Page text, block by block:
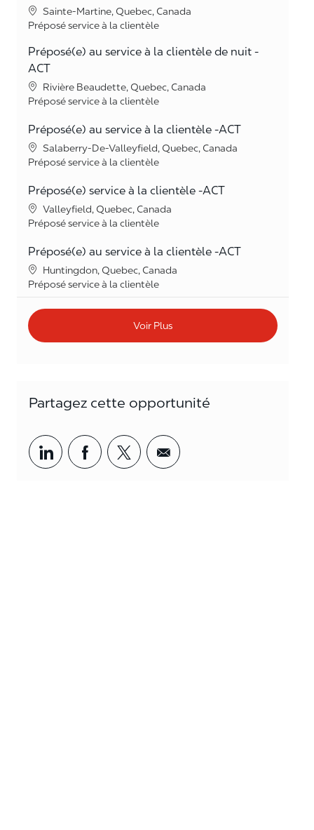
LieuSainte-Martine, Quebec, Canada
Catégorie
Préposé service à la clientèle
Préposé(e) au service à la clientèle de nuit -
ACT
LieuRivière Beaudette, Quebec, Canada
Catégorie
Préposé service à la clientèle
Préposé(e) au service à la clientèle -ACT
LieuSalaberry-De-Valleyfield, Quebec, Canada
Catégorie
Préposé service à la clientèle
Préposé(e) service à la clientèle -ACT
LieuValleyfield, Quebec, Canada
Catégorie
Préposé service à la clientèle
Préposé(e) au service à la clientèle -ACT
LieuHuntingdon, Quebec, Canada
Catégorie
Préposé service à la clientèle
Voir Plus
Partagez cette opportunité
Partager par LinkedIn
Partager par Facebook
<span<span